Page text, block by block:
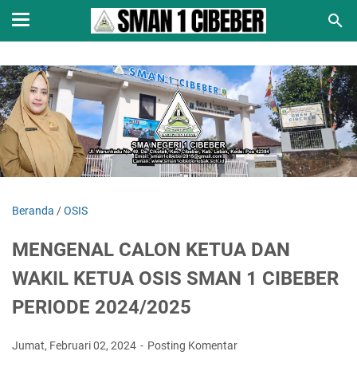
Beranda /OSIS
MENGENAL CALON KETUA DAN
WAKIL KETUA OSIS SMAN 1 CIBEBER
PERIODE 2024/2025
Jumat, Februari 02, 2024 Posting Komentar